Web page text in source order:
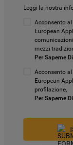
Leggi la nostra
Acconsento
European
mezzi
Per Saperne
Acconsento
European
profilazione,
Per Saperne